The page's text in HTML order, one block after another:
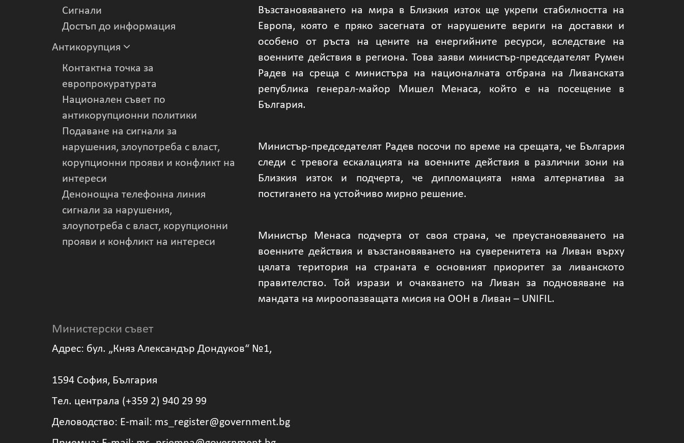
Сигнали
Достъп до информация
Антикорупция
Контактна точка за
европрокуратурата
Национален съвет по
антикорупционни политики
Подаване на сигнали за
нарушения, злоупотреба с власт,
корупционни прояви и конфликт на
интереси
Денонощна телефонна линия
сигнали за нарушения,
злоупотреба с власт, корупционни
прояви и конфликт на интереси
Възстановяването на мира в Близкия изток ще укрепи стабилността на
Европа, която е пряко засегната от нарушените вериги на доставки и
особено от ръста на цените на енергийните ресурси, вследствие на
военните действия в региона. Това заяви министър-председателят Румен
Радев на среща с министъра на националната отбрана на Ливанската
република генерал-майор Мишел Менаса, който е на посещение в
България.
Министър-председателят Радев посочи по време на срещата, че България
следи с тревога ескалацията на военните действия в различни зони на
Близкия изток и подчерта, че дипломацията няма алтернатива за
постигането на устойчиво мирно решение.
Министър Менаса подчерта от своя страна, че преустановяването на
военните действия и възстановяването на суверенитета на Ливан върху
цялата територия на страната е основният приоритет за ливанското
правителство. Той изрази и очакването на Ливан за подновяване на
мандата на мироопазващата мисия на ООН в Ливан – UNIFIL.
Министерски съвет
Адрес: бул. „Княз Александър Дондуков“ №1,
1594 София, България
Tел. централа (+359 2) 940 29 99
Деловодство: Е-mail: ms_register@government.bg